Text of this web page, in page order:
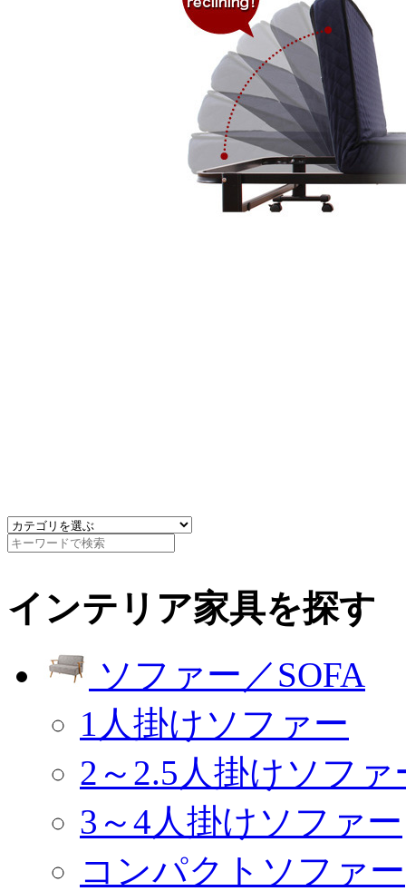
インテリア家具を探す
ソファー／SOFA
1人掛けソファー
2～2.5人掛けソファ
3～4人掛けソファー
コンパクトソファー